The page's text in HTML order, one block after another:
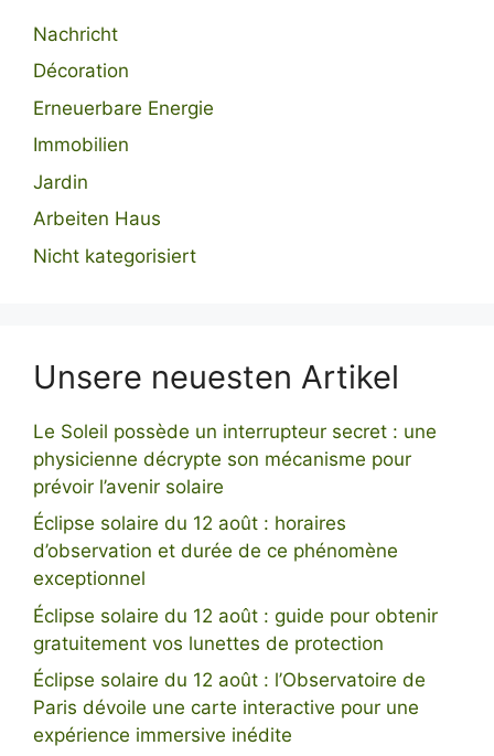
Nachricht
Décoration
Erneuerbare Energie
Immobilien
Jardin
Arbeiten Haus
Nicht kategorisiert
Unsere neuesten Artikel
Le Soleil possède un interrupteur secret : une
physicienne décrypte son mécanisme pour
prévoir l’avenir solaire
Éclipse solaire du 12 août : horaires
d’observation et durée de ce phénomène
exceptionnel
Éclipse solaire du 12 août : guide pour obtenir
gratuitement vos lunettes de protection
Éclipse solaire du 12 août : l’Observatoire de
Paris dévoile une carte interactive pour une
expérience immersive inédite